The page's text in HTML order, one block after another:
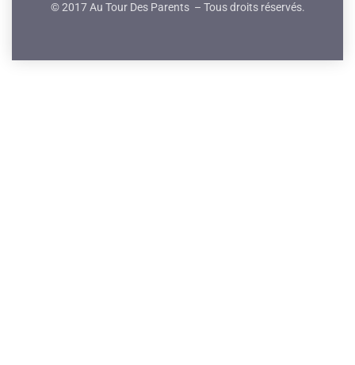
© 2017 Au Tour Des Parents – Tous droits réservés.